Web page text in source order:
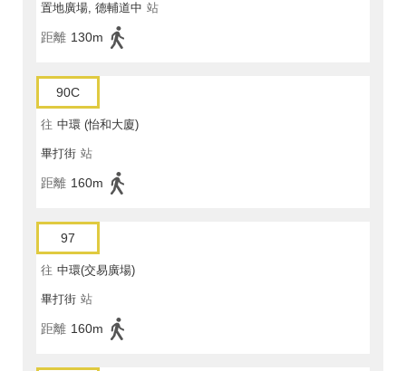
置地廣場, 德輔道中 站
距離 130m
90C
往 中環 (怡和大廈)
畢打街 站
距離 160m
97
往 中環(交易廣場)
畢打街 站
距離 160m